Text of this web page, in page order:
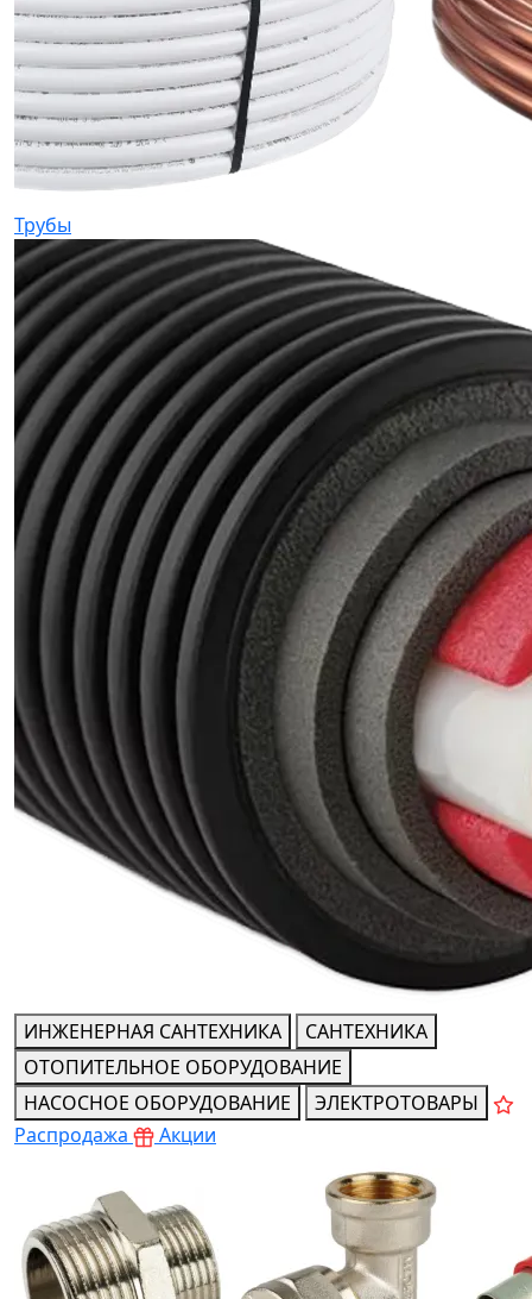
Трубы
Теплоизолированные трубы
ИНЖЕНЕРНАЯ САНТЕХНИКА
САНТЕХНИКА
ОТОПИТЕЛЬНОЕ ОБОРУДОВАНИЕ
НАСОСНОЕ ОБОРУДОВАНИЕ
ЭЛЕКТРОТОВАРЫ
Распродажа
Акции